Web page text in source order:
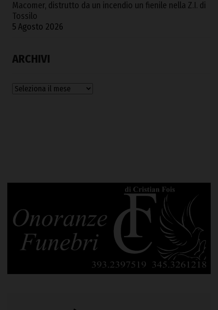
Macomer, distrutto da un incendio un fienile nella Z.I. di
Tossilo
5 Agosto 2026
ARCHIVI
Archivi